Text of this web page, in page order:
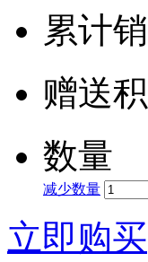
累计
赠送
数量
减少数量
立即购买